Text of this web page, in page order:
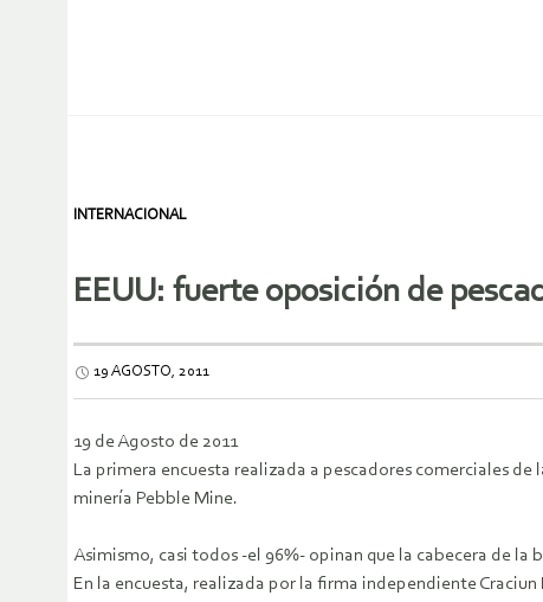
INTERNACIONAL
EEUU: fuerte oposición de
19 AGOSTO, 2011
19 de Agosto de 2011
La primera encuesta realizada a pescadores comerciales
minería Pebble Mine.
Asimismo, casi todos -el 96%- opinan que la cabecera de
En la encuesta, realizada por la firma independiente